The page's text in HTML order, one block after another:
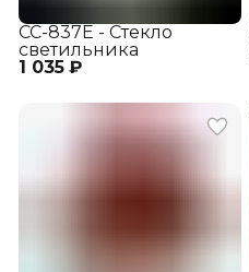
1 035 ₽
СС-837Е - Стекло
светильника